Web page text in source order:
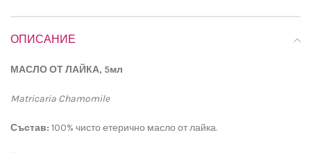
ОПИСАНИЕ
МАСЛО ОТ ЛАЙКА, 5мл
Matricaria Chamomile
Състав: 100% чисто етерично масло от лайка.